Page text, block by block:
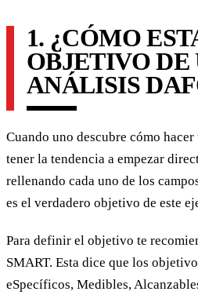
1. ¿CÓMO
OBJETIVO DE
ANÁLISIS
Cuando uno descubre cómo
tener la tendencia a empezar
rellenando cada uno de los
es el verdadero objetivo de este
Para definir el objetivo te
SMART. Esta dice que los
eSpecíficos, Medibles,